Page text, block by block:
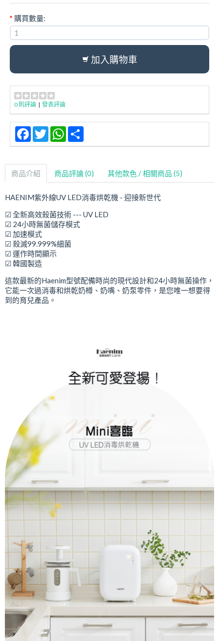
* 購買數量:
加入購物車
0 則評論 | 發表評論
FacebookTwitter WhatsApp
商品介紹 商品評論 (0) 其他款色 / 相關商品 (5)
HAENIM紫外線UV LED消毒烘乾機 - 迎接新世代
☑ 全新高效殺菌技術 --- UV LED
☑ 24小時無菌儲存模式
☑ 加速模式
☑ 殺滅99.999%細菌
☑ 運作時間顯示
☑ 韓國製造
這款最新的Haenim型號配備時尚的現代設計和24小時無菌操作，
它能一次過消毒和烘乾奶樽、奶嘴、奶泵零件，是您唯一想要得
到的育兒產品。